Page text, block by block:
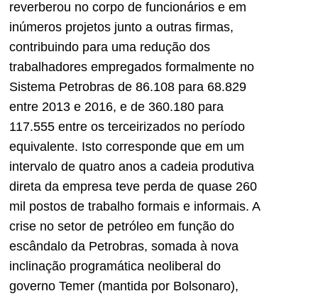
reverberou no corpo de funcionários e em
inúmeros projetos junto a outras firmas,
contribuindo para uma redução dos
trabalhadores empregados formalmente no
Sistema Petrobras de 86.108 para 68.829
entre 2013 e 2016, e de 360.180 para
117.555 entre os terceirizados no período
equivalente. Isto corresponde que em um
intervalo de quatro anos a cadeia produtiva
direta da empresa teve perda de quase 260
mil postos de trabalho formais e informais. A
crise no setor de petróleo em função do
escândalo da Petrobras, somada à nova
inclinação programática neoliberal do
governo Temer (mantida por Bolsonaro),